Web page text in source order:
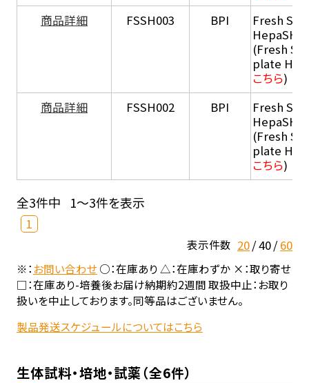
商品詳細
FSSH003 BPI
Fresh
HepaSH®
(Fresh
plate
こちら)
商品詳細
FSSH002 BPI
Fresh
HepaSH®
(Fresh
plate
こちら)
全3件中 1～3件を表示
1
表示件数 20 40 60
※：お問い合わせ○：在庫あり △：在庫わずか ×：取り寄せ
□：在庫あり-培養後お届け納期約2週間 取扱中止：お取り
扱いを中止しております。同等品はございません。
製品発送スケジュールについてはこちら
生体試料・培地・試薬（全6件）